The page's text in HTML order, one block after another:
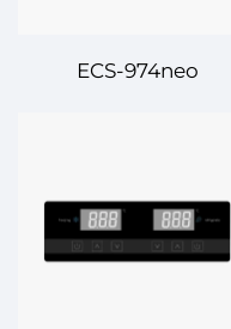
ECS-974neo
Точност и
ефективност за